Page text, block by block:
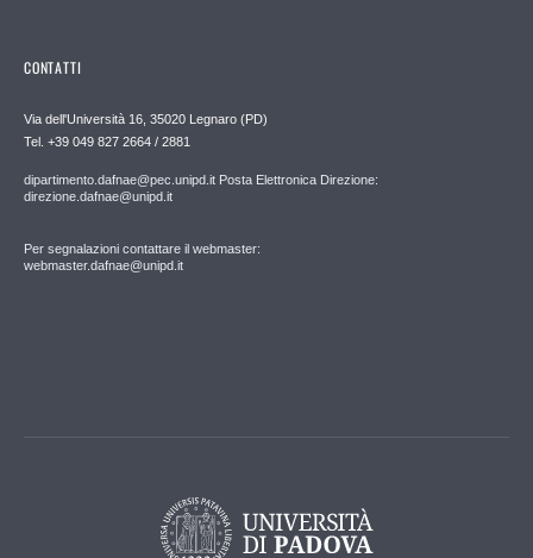
CONTATTI
Via dell'Università 16, 35020 Legnaro (PD)
Tel. +39 049 827 2664 / 2881
dipartimento.dafnae@pec.unipd.it Posta Elettronica Direzione:
direzione.dafnae@unipd.it
Per segnalazioni contattare il webmaster:
webmaster.dafnae@unipd.it